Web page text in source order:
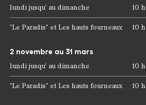
lundi jusqu' au dimanche 10
"Le Paradis" et Les hauts fourneaux 10
2 novembre au 31 mars
lundi jusqu' au dimanche 10
"Le Paradis" et Les hauts fourneaux 10